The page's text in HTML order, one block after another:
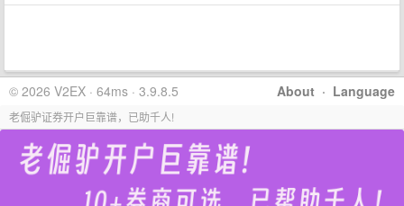
About · Language
© 2026 V2EX · 64ms · 3.9.8.5
老倔驴证券开户巨靠谱，已助千人!